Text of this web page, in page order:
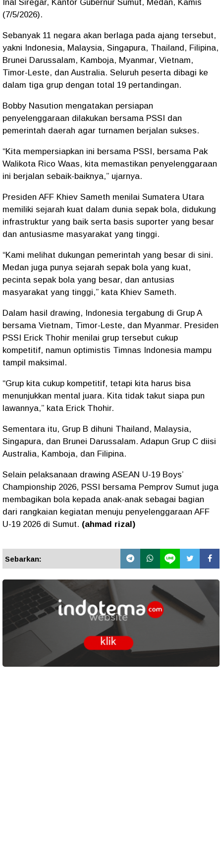
Inal Siregar, Kantor Gubernur Sumut, Medan, Kamis
(7/5/2026).
Sebanyak 11 negara akan berlaga pada ajang tersebut,
yakni Indonesia, Malaysia, Singapura, Thailand, Filipina,
Brunei Darussalam, Kamboja, Myanmar, Vietnam,
Timor-Leste, dan Australia. Seluruh peserta dibagi ke
dalam tiga grup dengan total 19 pertandingan.
Bobby Nasution mengatakan persiapan
penyelenggaraan dilakukan bersama PSSI dan
pemerintah daerah agar turnamen berjalan sukses.
“Kita mempersiapkan ini bersama PSSI, bersama Pak
Walikota Rico Waas, kita memastikan penyelenggaraan
ini berjalan sebaik-baiknya,” ujarnya.
Presiden AFF Khiev Sameth menilai Sumatera Utara
memiliki sejarah kuat dalam dunia sepak bola, didukung
infrastruktur yang baik serta basis suporter yang besar
dan antusiasme masyarakat yang tinggi.
“Kami melihat dukungan pemerintah yang besar di sini.
Medan juga punya sejarah sepak bola yang kuat,
pecinta sepak bola yang besar, dan antusias
masyarakat yang tinggi,” kata Khiev Sameth.
Dalam hasil drawing, Indonesia tergabung di Grup A
bersama Vietnam, Timor-Leste, dan Myanmar. Presiden
PSSI Erick Thohir menilai grup tersebut cukup
kompetitif, namun optimistis Timnas Indonesia mampu
tampil maksimal.
“Grup kita cukup kompetitif, tetapi kita harus bisa
menunjukkan mental juara. Kita tidak takut siapa pun
lawannya,” kata Erick Thohir.
Sementara itu, Grup B dihuni Thailand, Malaysia,
Singapura, dan Brunei Darussalam. Adapun Grup C diisi
Australia, Kamboja, dan Filipina.
Selain pelaksanaan drawing ASEAN U-19 Boys’
Championship 2026, PSSI bersama Pemprov Sumut juga
membagikan bola kepada anak-anak sebagai bagian
dari rangkaian kegiatan menuju penyelenggaraan AFF
U-19 2026 di Sumut. (ahmad rizal)
Sebarkan: